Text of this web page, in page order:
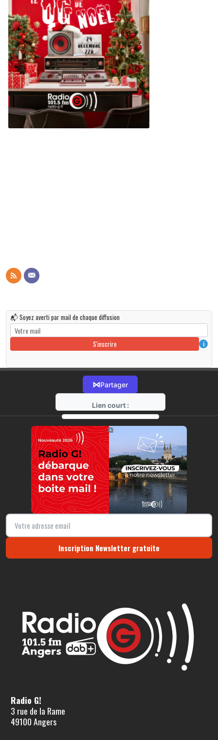
📬 Soyez averti par mail de chaque diffusion
S'inscrire i
⋈Partager
Lien court :
https://radio-g.fr?r422
⧉
Inscription Newsletter gratuite
Radio G!
3 rue de la Rame
49100 Angers